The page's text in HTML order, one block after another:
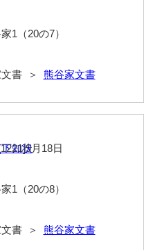
札
）
）
1（20の7）
書 ＞ 熊谷家文書
知状
1（20の8）
書 ＞ 熊谷家文書
月18日